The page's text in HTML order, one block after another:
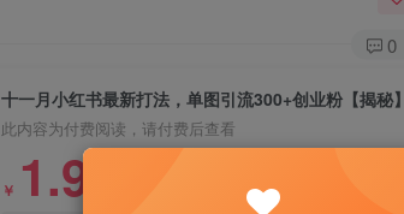
0
十一月小红书最新打法，单图引流300+创业粉【揭秘】
此内容为付费阅读，请付费后查看
￥ 1.99